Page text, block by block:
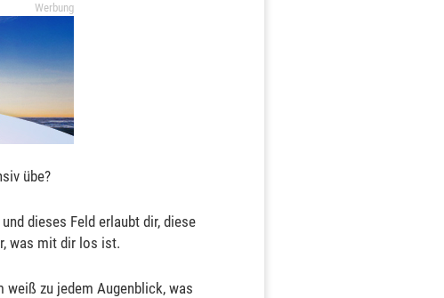
Werbung
übe?
dieses Feld erlaubt dir, diese
was mit dir los ist.
weiß zu jedem Augenblick, was